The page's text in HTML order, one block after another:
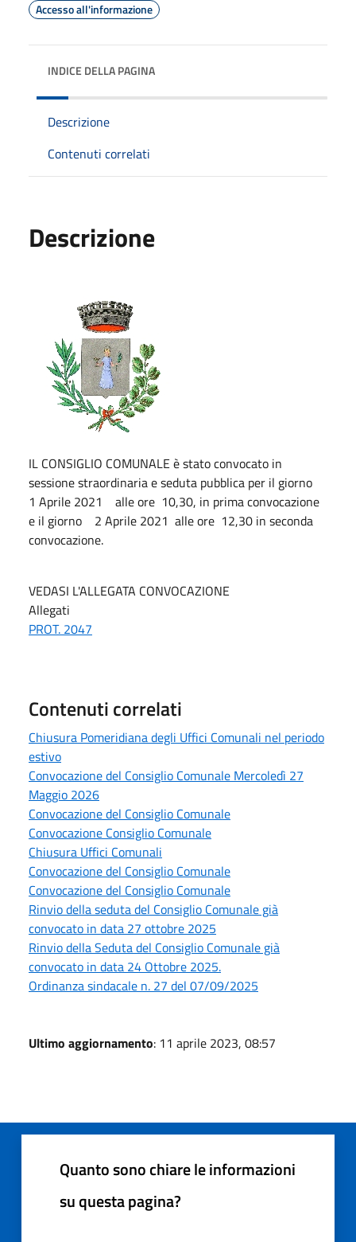
Accesso all'informazione
INDICE DELLA PAGINA
Descrizione
Contenuti correlati
Descrizione
IL CONSIGLIO COMUNALE è stato convocato in
sessione straordinaria e seduta pubblica per il giorno
1 Aprile 2021 alle ore 10,30, in prima convocazione
e il giorno 2 Aprile 2021 alle ore 12,30 in seconda
convocazione.
VEDASI L'ALLEGATA CONVOCAZIONE
Allegati
PROT. 2047
Contenuti correlati
Chiusura Pomeridiana degli Uffici Comunali nel periodo
estivo
Convocazione del Consiglio Comunale Mercoledì 27
Maggio 2026
Convocazione del Consiglio Comunale
Convocazione Consiglio Comunale
Chiusura Uffici Comunali
Convocazione del Consiglio Comunale
Convocazione del Consiglio Comunale
Rinvio della seduta del Consiglio Comunale già
convocato in data 27 ottobre 2025
Rinvio della Seduta del Consiglio Comunale già
convocato in data 24 Ottobre 2025.
Ordinanza sindacale n. 27 del 07/09/2025
Ultimo aggiornamento: 11 aprile 2023, 08:57
Quanto sono chiare le informazioni
su questa pagina?